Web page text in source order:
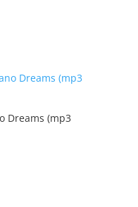
Dreams (mp3